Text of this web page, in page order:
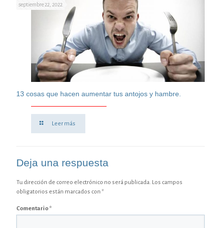
septiembre 22, 2022
13 cosas que hacen aumentar tus antojos y hambre.
Leer más
Deja una respuesta
Tu dirección de correo electrónico no será publicada. Los campos
obligatorios están marcados con *
Comentario*